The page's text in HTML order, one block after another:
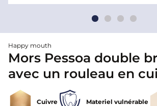
Happy mouth
Mors Pessoa double
avec un rouleau en
Happy mouth
Cuivre Materiel vulnérable